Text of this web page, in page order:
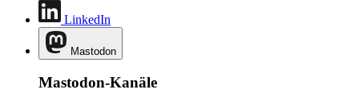
LinkedIn
Mastodon
Mastodon-Kanäle